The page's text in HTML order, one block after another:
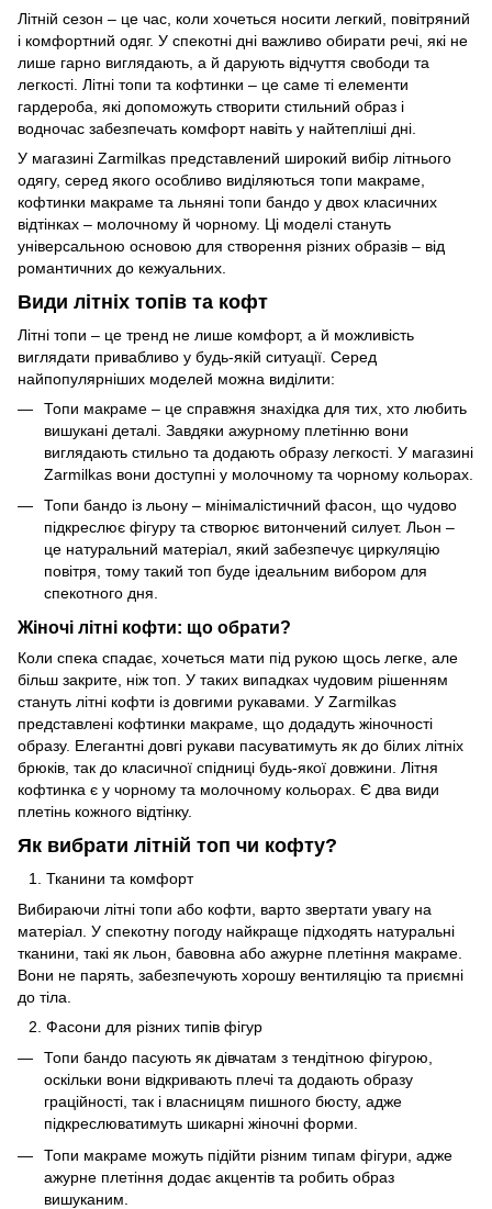
Літній сезон – це час, коли хочеться носити легкий, повітряний
і комфортний одяг. У спекотні дні важливо обирати речі, які не
лише гарно виглядають, а й дарують відчуття свободи та
легкості. Літні топи та кофтинки – це саме ті елементи
гардероба, які допоможуть створити стильний образ і
водночас забезпечать комфорт навіть у найтепліші дні.
У магазині Zarmilkas представлений широкий вибір літнього
одягу, серед якого особливо виділяються топи макраме,
кофтинки макраме та льняні топи бандо у двох класичних
відтінках – молочному й чорному. Ці моделі стануть
універсальною основою для створення різних образів – від
романтичних до кежуальних.
Види літніх топів та кофт
Літні топи – це тренд не лише комфорт, а й можливість
виглядати привабливо у будь-якій ситуації. Серед
найпопулярніших моделей можна виділити:
Топи макраме – це справжня знахідка для тих, хто любить
вишукані деталі. Завдяки ажурному плетінню вони
виглядають стильно та додають образу легкості. У магазині
Zarmilkas вони доступні у молочному та чорному кольорах.
Топи бандо із льону – мінімалістичний фасон, що чудово
підкреслює фігуру та створює витончений силует. Льон –
це натуральний матеріал, який забезпечує циркуляцію
повітря, тому такий топ буде ідеальним вибором для
спекотного дня.
Жіночі літні кофти: що обрати?
Коли спека спадає, хочеться мати під рукою щось легке, але
більш закрите, ніж топ. У таких випадках чудовим рішенням
стануть літні кофти із довгими рукавами. У Zarmilkas
представлені кофтинки макраме, що додадуть жіночності
образу. Елегантні довгі рукави пасуватимуть як до білих літніх
брюків, так до класичної спідниці будь-якої довжини. Літня
кофтинка є у чорному та молочному кольорах. Є два види
плетінь кожного відтінку.
Як вибрати літній топ чи кофту?
Тканини та комфорт
Вибираючи літні топи або кофти, варто звертати увагу на
матеріал. У спекотну погоду найкраще підходять натуральні
тканини, такі як льон, бавовна або ажурне плетіння макраме.
Вони не парять, забезпечують хорошу вентиляцію та приємні
до тіла.
Фасони для різних типів фігур
Топи бандо пасують як дівчатам з тендітною фігурою,
оскільки вони відкривають плечі та додають образу
граційності, так і власницям пишного бюсту, адже
підкреслюватимуть шикарні жіночні форми.
Топи макраме можуть підійти різним типам фігури, адже
ажурне плетіння додає акцентів та робить образ
вишуканим.